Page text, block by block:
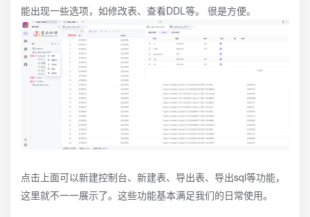
能出现一些选项，如修改表、查看DDL等。 很是方便。
点击上面可以新建控制台、新建表、导出表、导出sql等功能，
这里就不一一展示了。这些功能基本满足我们的日常使用。